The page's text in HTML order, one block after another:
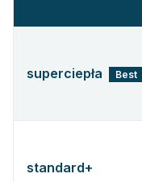
superciepła Best
standard+